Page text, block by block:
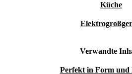
Küche
Verwandte
Perfekt in Form und